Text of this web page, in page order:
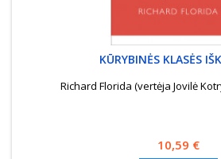
KŪRYBINĖS KLASĖS
Richard Florida (vertėja Jovilė
Kaina
10,59 €